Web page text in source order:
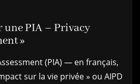
une PIA – Privacy
»
(PIA) — en français,
sur la vie privée » ou AIPD